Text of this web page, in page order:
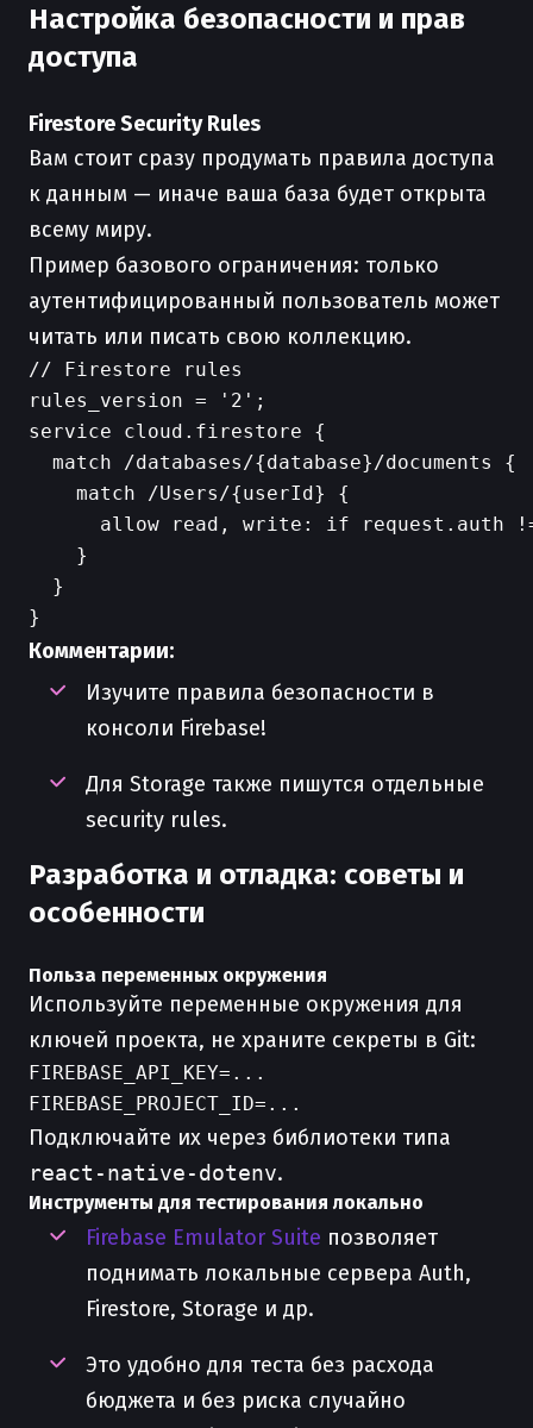
Настройка безопасности и прав
доступа
Firestore Security Rules
Вам стоит сразу продумать правила доступа
к данным — иначе ваша база будет открыта
всему миру.
Пример базового ограничения: только
аутентифицированный пользователь может
читать или писать свою коллекцию.
// Firestore rules
rules_version = '2';
service cloud.firestore {
  match /databases/{database}/documents {
    match /Users/{userId} {
allow read, write: if request.auth
    }
  }
Комментарии:
Изучите правила безопасности в
консоли Firebase!
Для Storage также пишутся отдельные
security rules.
Разработка и отладка: советы и
особенности
Польза переменных окружения
Используйте переменные окружения для
ключей проекта, не храните секреты в Git:
FIREBASE_API_KEY=...
Подключайте их через библиотеки типа
react-native-dotenv.
Инструменты для тестирования локально
Firebase Emulator Suite позволяет
поднимать локальные сервера Auth,
Firestore, Storage и др.
Это удобно для теста без расхода
бюджета и без риска случайно